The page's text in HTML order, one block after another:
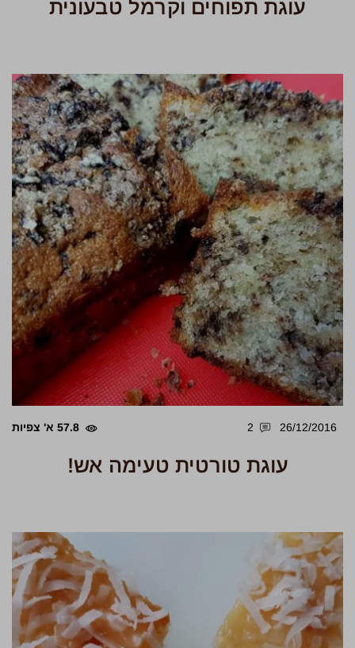
עוגת תפוחים וקרמל טבעונית
26/12/2016
2 57.8 א' צפיות
עוגת טורטית טעימה אש!